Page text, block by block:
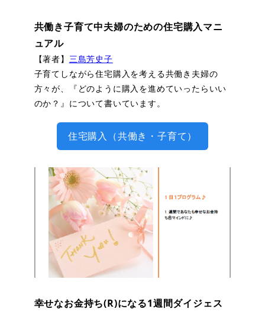
共働き子育て中夫婦のための住宅購入マニ
ュアル
【著者】 三島芳史子
子育てしながら住宅購入を考える共働き夫婦の
方々が、『どのように購入を進めていったらいい
のか？』について書いています。
住宅購入（共働き・子育て）
幸せなお金持ち(R)になる1週間ダイジェス